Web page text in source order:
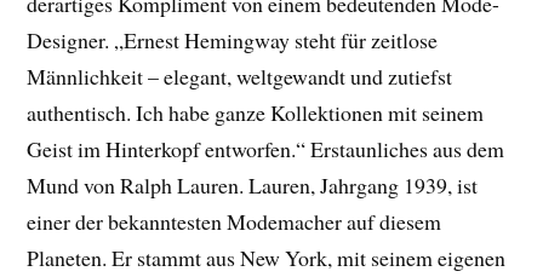
Designer. „Ernest Hemingway steht für zeitlose
Männlichkeit – elegant, weltgewandt und zutiefst
authentisch. Ich habe ganze Kollektionen mit seinem
Geist im Hinterkopf entworfen.“ Erstaunliches aus dem
Mund von Ralph Lauren. Lauren, Jahrgang 1939, ist
einer der bekanntesten Modemacher auf diesem
Planeten. Er stammt aus New York, mit seinem eigenen